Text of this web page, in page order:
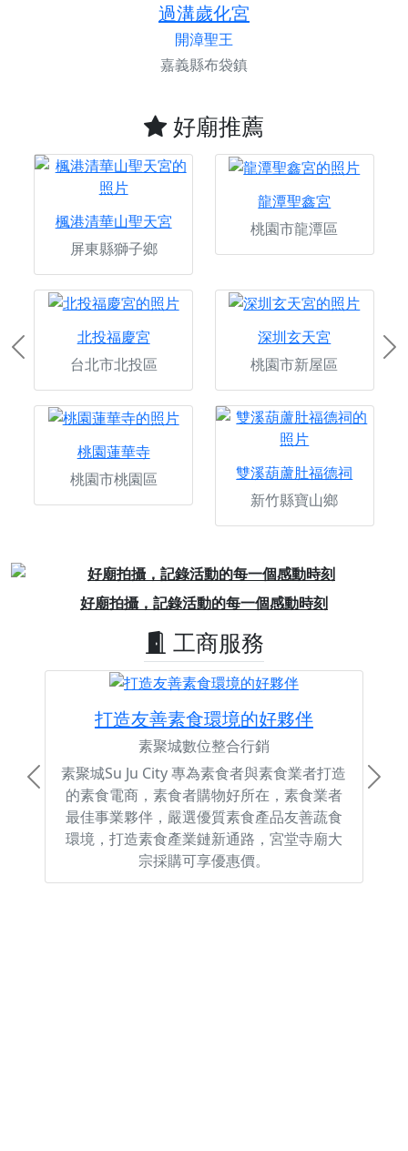
過溝歲化宮
開漳聖王
嘉義縣布袋鎮
好廟推薦
楓港清華山聖天宮
屏東縣獅子鄉
龍潭聖鑫宮
桃園市龍潭區
北投福慶宮
台北市北投區
深圳玄天宮
桃園市新屋區
桃園蓮華寺
桃園市桃園區
雙溪葫蘆肚福德祠
新竹縣寶山鄉
Previous
好廟拍攝，記錄活動的每一個感動時刻
Previous
工商服務
打造友善素食環境的好夥伴
素聚城數位整合行銷
素聚城Su Ju City 專為素食者與素食業者打造
的素食電商，素食者購物好所在，素食業者
最佳事業夥伴，嚴選優質素食產品友善蔬食
環境，打造素食產業鏈新通路，宮堂寺廟大
宗採購可享優惠價。
Previous Next